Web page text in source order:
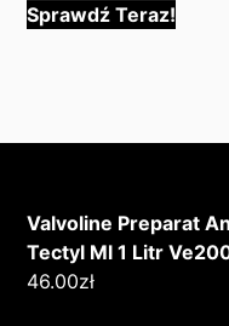
Sprawdź Teraz!
Valvoline Preparat
Tectyl Ml 1 Litr
46.00zł